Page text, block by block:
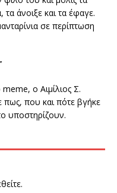
τα άνοιξε και τα έφαγε.
σε περίπτωση
ο Αιμίλιος Σ.
πως, που και πότε βγήκε
υποστηρίζουν.
.